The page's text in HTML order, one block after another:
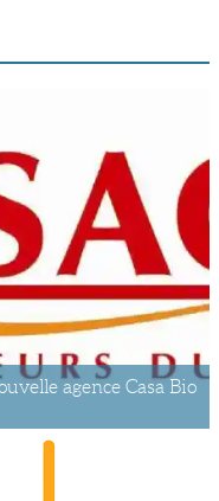
agence Casa Bio